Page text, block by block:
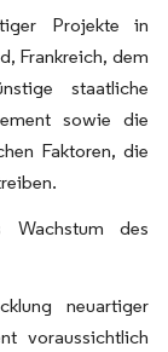
Projekte in
Frankreich, dem
staatliche
sowie die
Faktoren, die
Wachstum des
neuartiger
voraussichtlich